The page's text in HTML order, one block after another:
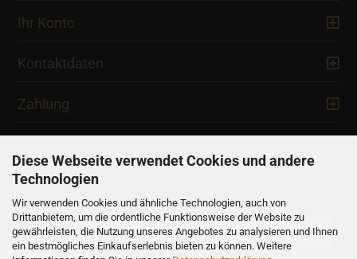
Diese Webseite verwendet Cookies und andere
Technologien
Wir verwenden Cookies und ähnliche Technologien, auch von
Drittanbietern, um die ordentliche Funktionsweise der Website zu
gewährleisten, die Nutzung unseres Angebotes zu analysieren und Ihnen
ein bestmögliches Einkaufserlebnis bieten zu können. Weitere
Ihr Konto
Kontaktdaten
Zahlung
Newsletter